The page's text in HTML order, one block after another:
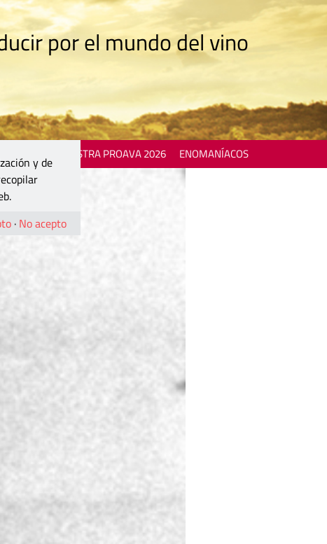
por el mundo del vino
MOSTRA PROAVA 2026 ENOMANÍACOS
y de
· No acepto